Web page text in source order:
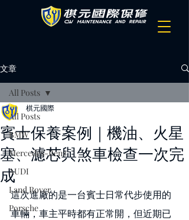
文章
All Posts
BMW
Mercedes-Benz
AUDI
Land Rover
Porsche
All Posts
賓士保養案例｜機油、火星
塞、濾芯與煞車檢查一次完
成
棋元國際
這次進廠的是一台賓士日常代步使用的
車輛，車主平時都有正常開，但近期已